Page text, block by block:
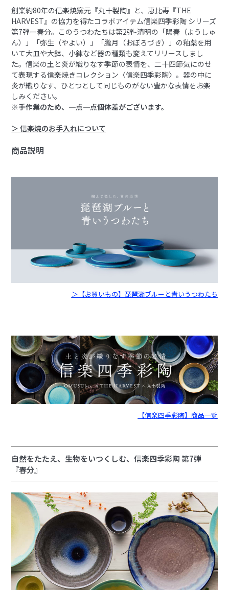
創業約80年の信楽焼窯元『丸十製陶』と、恵比寿『THE
HARVEST』の協力を得たコラボアイテム信楽四季彩陶 シリーズ
第7弾ー春分。このうつわたちは第2弾-清明の「陽春（ようしゅ
ん）」「弥生（やよい）」「朧月（おぼろづき）」の釉薬を用
いて大皿や大鉢、小鉢など器の種類も変えてリリースしまし
た。信楽の土と炎が織りなす季節の表情を、二十四節気にのせ
て表現する信楽焼きコレクション〈信楽四季彩陶〉。器の中に
炎が織りなす、ひとつとして同じものがない豊かな表情をお楽
しみください。
※手作業のため、一点一点個体差がございます。
＞ 信楽焼のお手入れについて
商品説明
＞【お買いもの】琵琶湖ブルーと青いうつわたち
【信楽四季彩陶】商品一覧
自然をたたえ、生物をいつくしむ、信楽四季彩陶 第7弾
『春分』